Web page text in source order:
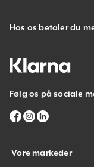
Hos os betaler du
Følg os på sociale
Vore markeder